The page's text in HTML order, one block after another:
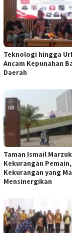
Teknologi hingga
Ancam Kepunahan
Daerah
Taman Ismail
Kekurangan
Kekurangan yang
Mensinergikan